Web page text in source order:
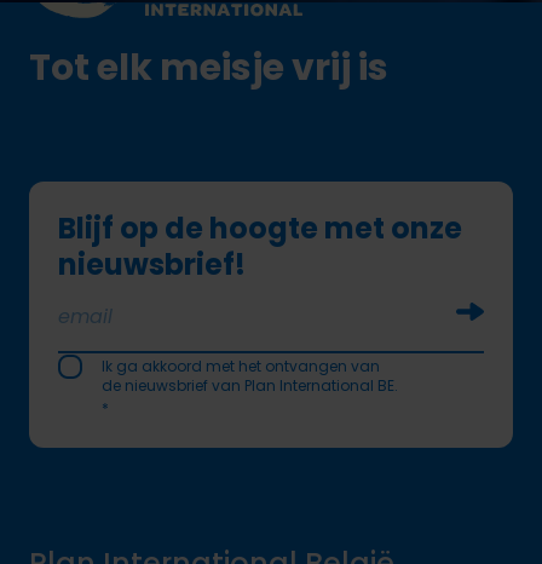
Tot elk meisje vrij is
Blijf op de hoogte met onze
nieuwsbrief!
Ik ga akkoord met het ontvangen van
de nieuwsbrief van Plan International BE.
*